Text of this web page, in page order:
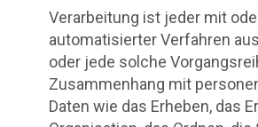
Verarbeitung ist jeder mit
automatisierter Verfahren
oder jede solche
Zusammenhang mit
Daten wie das Erheben, das